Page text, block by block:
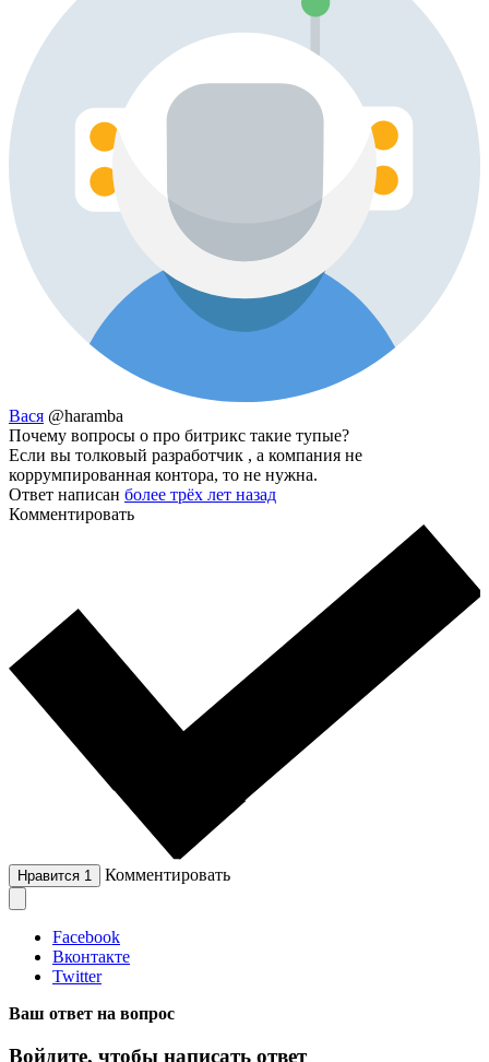
Вася @haramba
Почему вопросы о про битрикс такие тупые?
Если вы толковый разработчик , а компания не
коррумпированная контора, то не нужна.
Ответ написан более трёх лет назад
Комментировать
Нравится 1 Комментировать
Facebook
Вконтакте
Twitter
Ваш ответ на вопрос
Войдите, чтобы написать ответ